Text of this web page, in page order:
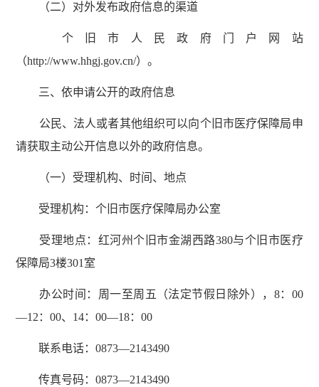
（二）对外发布政府信息的渠道
个旧市人民政府门户网站
（http://www.hhgj.gov.cn/）。
三、依申请公开的政府信息
公民、法人或者其他组织可以向个旧市医疗保障局申
请获取主动公开信息以外的政府信息。
（一）受理机构、时间、地点
受理机构：个旧市医疗保障局办公室
受理地点：红河州个旧市金湖西路380与个旧市医疗
保障局3楼301室
办公时间：周一至周五（法定节假日除外），8：00
—12：00、14：00—18：00
联系电话：0873—2143490
传真号码：0873—2143490